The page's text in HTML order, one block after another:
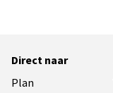
Direct naar
Plan